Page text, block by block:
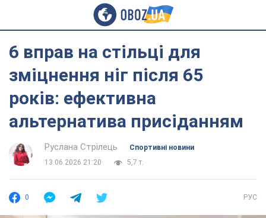
6 вправ на стільці для
зміцнення ніг після 65
років: ефективна
альтернатива присіданням
Руслана Стрілець
Спортивні новини
13.06.2026 21:20
5,7 т.
0 РУС